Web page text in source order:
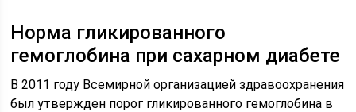
Норма гликированного
гемоглобина при сахарном диабете
В 2011 году Всемирной организацией здравоохранения
был утвержден порог гликированного гемоглобина в